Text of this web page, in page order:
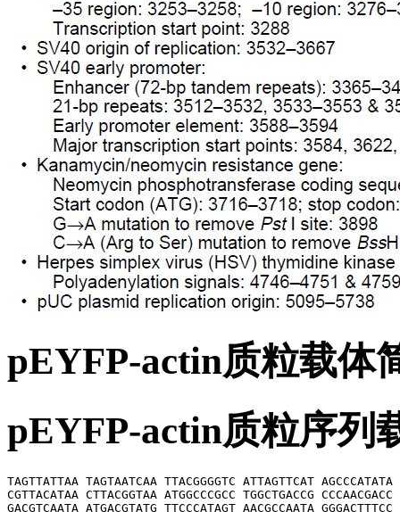
pEYFP-actin质粒载体
pEYFP-actin质粒序列
TAGTTATTAA TAGTAATCAA TTACGGGGTC ATTAGTTCAT AGCCCATATA
CGTTACATAA CTTACGGTAA ATGGCCCGCC TGGCTGACCG CCCAACGACC
GACGTCAATA ATGACGTATG TTCCCATAGT AACGCCAATA GGGACTTTCC